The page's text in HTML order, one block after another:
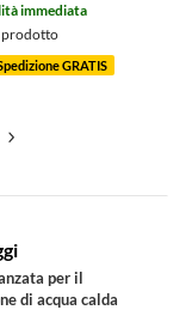
immediata
prodotto
GRATIS
per il
di acqua calda